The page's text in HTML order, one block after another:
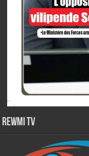
Rewmi TV